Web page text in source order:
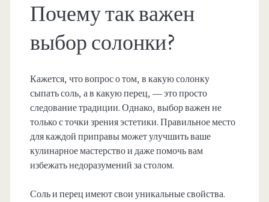
Почему так важен
выбор солонки?
Кажется, что вопрос о том, в какую солонку
сыпать соль, а в какую перец, — это просто
следование традиции. Однако, выбор важен не
только с точки зрения эстетики. Правильное место
для каждой приправы может улучшить ваше
кулинарное мастерство и даже помочь вам
избежать недоразумений за столом.
Соль и перец имеют свои уникальные свойства.